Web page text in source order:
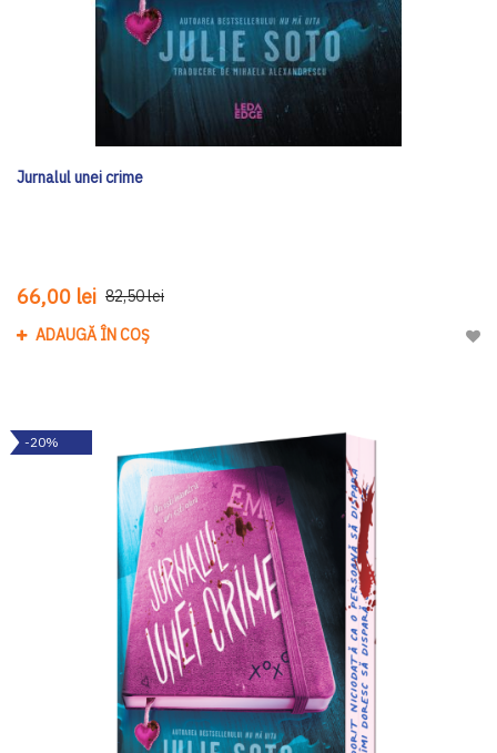
Jurnalul unei crime
66,00 lei 82,50 lei
ADAUGĂ ÎN COȘ
-20%